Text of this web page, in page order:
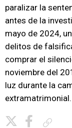
paralizar la
antes de la
mayo de 2024,
delitos de
comprar el
noviembre del
luz durante la
extramatrimonial.